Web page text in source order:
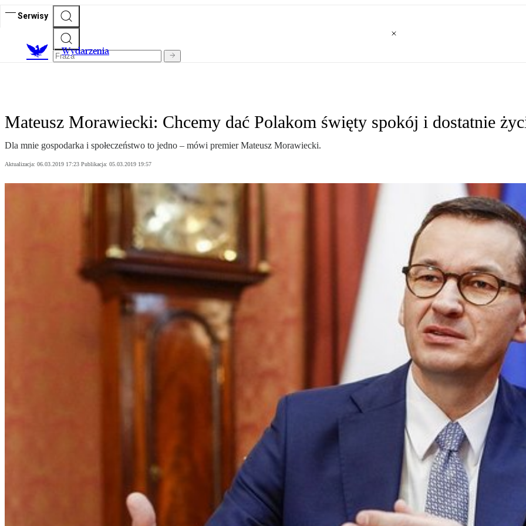
Serwisy
Wydarzenia
Mateusz Morawiecki: Chcemy dać Polakom święty spokój i dostatnie
Dla mnie gospodarka i społeczeństwo to jedno – mówi premier Mateusz Morawiecki.
Aktualizacja: 06.03.2019 17:23 Publikacja: 05.03.2019 19:57